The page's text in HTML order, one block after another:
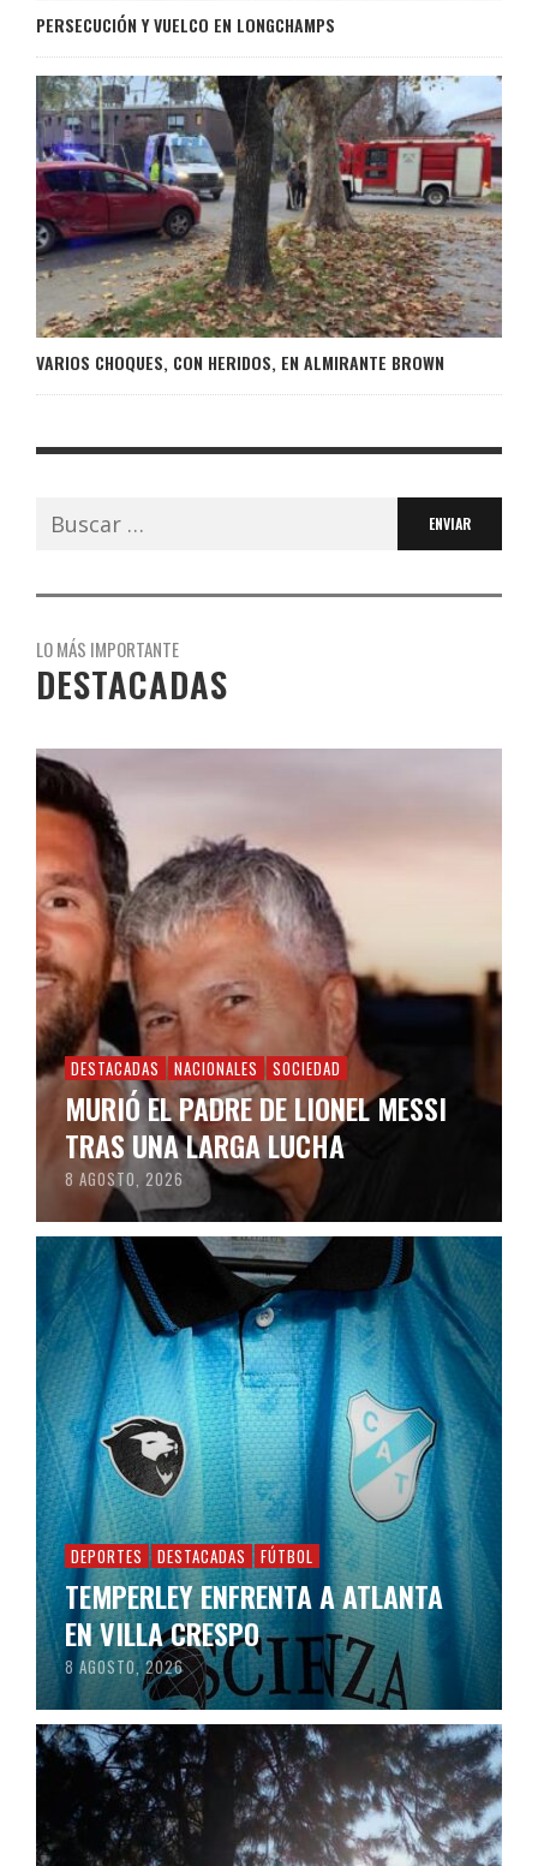
PERSECUCIÓN Y VUELCO EN LONGCHAMPS
VARIOS CHOQUES, CON HERIDOS, EN ALMIRANTE BROWN
Buscar:
LO MÁS IMPORTANTE
DESTACADAS
DESTACADAS NACIONALES SOCIEDAD
MURIÓ EL PADRE DE LIONEL MESSI
TRAS UNA LARGA LUCHA
8 AGOSTO, 2026
DEPORTES DESTACADAS FÚTBOL
TEMPERLEY ENFRENTA A ATLANTA
EN VILLA CRESPO
8 AGOSTO, 2026